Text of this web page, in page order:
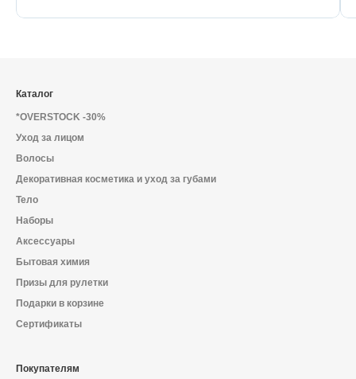
Каталог
*OVERSTOCK -30%
Уход за лицом
Волосы
Декоративная косметика и уход за губами
Тело
Наборы
Аксессуары
Бытовая химия
Призы для рулетки
Подарки в корзине
Сертификаты
Покупателям